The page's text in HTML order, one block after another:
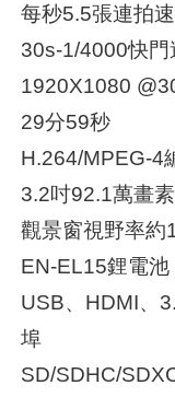
每秒5.5張連拍
30s-1/4000快門
1920X1080
29分59秒
H.264/MPEG-4
3.2吋92.1萬畫
觀景窗視野率約
EN-EL15鋰電
USB、HDMI、
埠
SD/SDHC/